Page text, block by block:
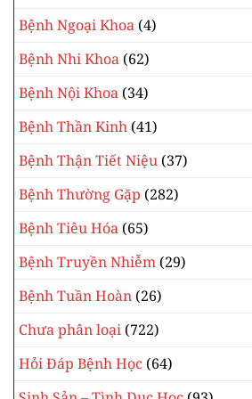
Bệnh Ngoại Khoa (4)
Bệnh Nhi Khoa (62)
Bệnh Nội Khoa (34)
Bệnh Thần Kinh (41)
Bệnh Thận Tiết Niệu (37)
Bệnh Thường Gặp (282)
Bệnh Tiêu Hóa (65)
Bệnh Truyền Nhiễm (29)
Bệnh Tuần Hoàn (26)
Chưa phân loại (722)
Hỏi Đáp Bệnh Học (64)